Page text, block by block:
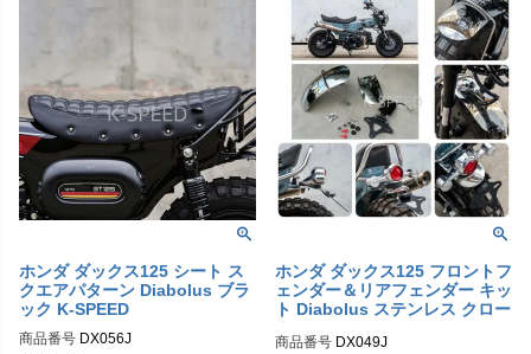
ホンダ ダックス125 シート ス
クエアパターン Diabolus ブラ
ック K-SPEED
商品番号 DX056J
ホンダ ダックス125 フロントフ
ェンダー＆リアフェンダー キッ
ト Diabolus ステンレス クロー
ム K-SPEED
商品番号 DX049J